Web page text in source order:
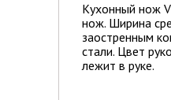
Кухонный нож
нож. Ширина
заостренным
стали. Цвет
лежит в руке.